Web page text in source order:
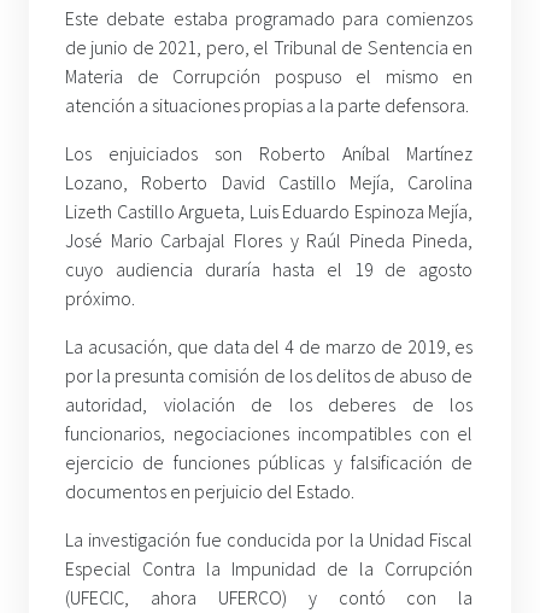
Este debate estaba programado para comienzos
de junio de 2021, pero, el Tribunal de Sentencia en
Materia de Corrupción pospuso el mismo en
atención a situaciones propias a la parte defensora.
Los enjuiciados son Roberto Aníbal Martínez
Lozano, Roberto David Castillo Mejía, Carolina
Lizeth Castillo Argueta, Luis Eduardo Espinoza Mejía,
José Mario Carbajal Flores y Raúl Pineda Pineda,
cuyo audiencia duraría hasta el 19 de agosto
próximo.
La acusación, que data del 4 de marzo de 2019, es
por la presunta comisión de los delitos de abuso de
autoridad, violación de los deberes de los
funcionarios, negociaciones incompatibles con el
ejercicio de funciones públicas y falsificación de
documentos en perjuicio del Estado.
La investigación fue conducida por la Unidad Fiscal
Especial Contra la Impunidad de la Corrupción
(UFECIC, ahora UFERCO) y contó con la